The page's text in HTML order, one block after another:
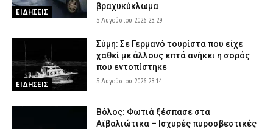
ΕΙΔΗΣΕΙΣ
βραχυκύκλωμα
5 Αυγούστου 2026 23:29
ΕΙΔΗΣΕΙΣ
Σύμη: Σε Γερμανό τουρίστα που είχε
χαθεί με άλλους επτά ανήκει η σορός
που εντοπίστηκε
5 Αυγούστου 2026 23:14
Βόλος: Φωτιά ξέσπασε στα
Αϊβαλιώτικα – Ισχυρές πυροσβεστικές